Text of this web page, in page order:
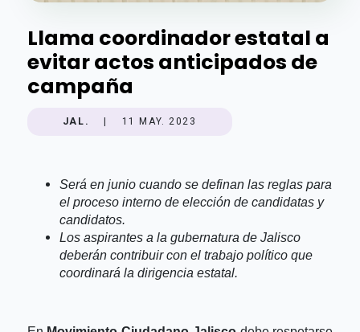
Llama coordinador estatal a
evitar actos anticipados de
campaña
JAL. 11 MAY. 2023
Será en junio cuando se definan las reglas para
el proceso interno de elección de candidatas y
candidatos.
Los aspirantes a la gubernatura de Jalisco
deberán contribuir con el trabajo político que
coordinará la dirigencia estatal.